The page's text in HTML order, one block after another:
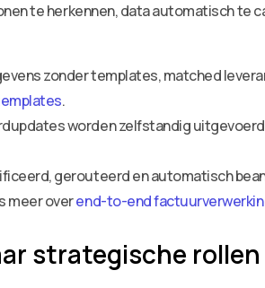
te herkennen, data automatisch te
zonder templates, matched
.
worden zelfstandig
gerouteerd en automatisch
meer overend-to-end
strategische rollen